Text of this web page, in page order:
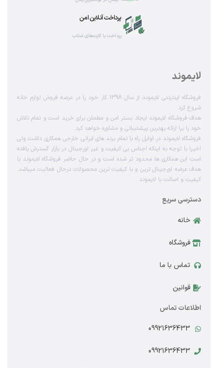
پرداخت آنلاین امن
پرداخت با کارت‌های شتاب
لایموند
فروشگاه اینترنتی لایموند از سال 1398 کار خود را در عرصه فروش لوازم خانه
شروع کرد.
هدف فروشگاه لایموند ایجاد بستر امن و مطمئن برای خرید است و تمام تلاش
خود را برا ارائه بهترین پیشتیبانی و مشاوره خواهد کرد.
فروشگاه لایموند در اوایل راه با تمام برند های ایرانی خارجی همکاری داشت ولی
اخیرا با توجه به اینکه اجناس بی کیفیت و غیر اورجینال در بازار گسترش یافته
است این همکاری ها محدود تر شده است و در حال حاضر فروشگاه لایموند با
هدف عرضه اورجینال ترین و با کیفیت ترین محصولات درحال فعالیت میباشد.
کیفیت و اصالت با لایموند
دسترسی سریع
خانه
فروشگاه
تماس با ما
قوانین
اطلاعات تماس
09921636433
09921636433